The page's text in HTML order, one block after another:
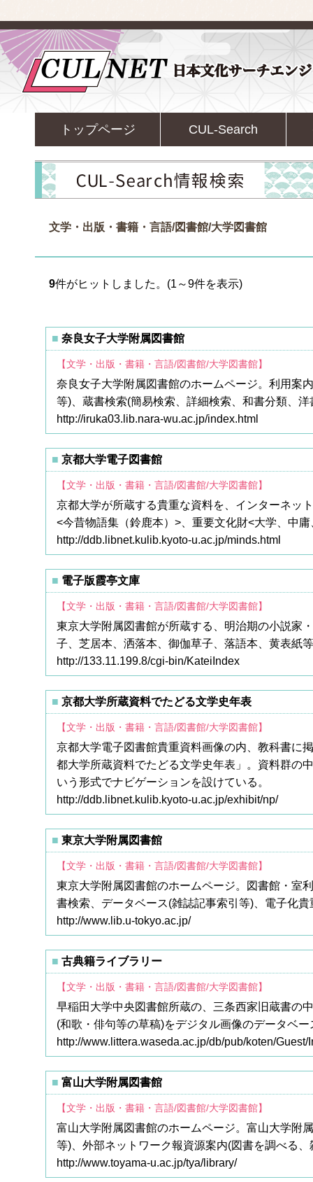
トップページ CUL-Search
文学・出版・書籍・言語/図書館/大学図書館
9件がヒットしました。(1～9件を表示)
奈良女子大学附属図書館
【文学・出版・書籍・言語/図書館/大学図書館】
奈良女子大学附属図書館のホームページ。利用案
等)、蔵書検索(簡易検索、詳細検索、和書分類、
http://iruka03.lib.nara-wu.ac.jp/index.html
京都大学電子図書館
【文学・出版・書籍・言語/図書館/大学図書館】
京都大学が所蔵する貴重な資料を、インターネッ
<今昔物語集（鈴鹿本）>、重要文化財<大学、中
http://ddb.libnet.kulib.kyoto-u.ac.jp/minds.html
電子版霞亭文庫
【文学・出版・書籍・言語/図書館/大学図書館】
東京大学附属図書館が所蔵する、明治期の小説家
子、芝居本、洒落本、御伽草子、落語本、黄表紙
http://133.11.199.8/cgi-bin/KateiIndex
京都大学所蔵資料でたどる文学史年表
【文学・出版・書籍・言語/図書館/大学図書館】
京都大学電子図書館貴重資料画像の内、教科書に
都大学所蔵資料でたどる文学史年表」。資料群の
いう形式でナビゲーションを設けている。
http://ddb.libnet.kulib.kyoto-u.ac.jp/exhibit/np/
東京大学附属図書館
【文学・出版・書籍・言語/図書館/大学図書館】
東京大学附属図書館のホームページ。図書館・室
書検索、データベース(雑誌記事索引等)、電子化
http://www.lib.u-tokyo.ac.jp/
古典籍ライブラリー
【文学・出版・書籍・言語/図書館/大学図書館】
早稲田大学中央図書館所蔵の、三条西家旧蔵書の
(和歌・俳句等の草稿)をデジタル画像のデータベ
http://www.littera.waseda.ac.jp/db/pub/koten/Guest/
富山大学附属図書館
【文学・出版・書籍・言語/図書館/大学図書館】
富山大学附属図書館のホームページ。富山大学附
等)、外部ネットワーク報資源案内(図書を調べる
http://www.toyama-u.ac.jp/tya/library/